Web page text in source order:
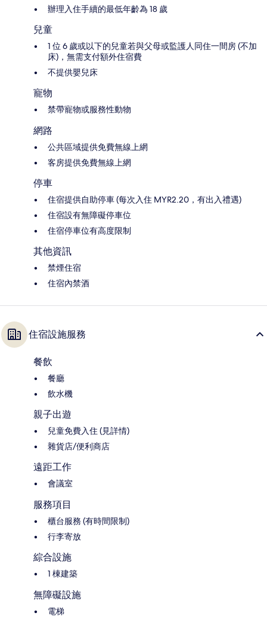
辦理入住手續的最低年齡為 18 歲
兒童
1 位 6 歲或以下的兒童若與父母或監護人同住一間房 (不加
床)，無需支付額外住宿費
不提供嬰兒床
寵物
禁帶寵物或服務性動物
網路
公共區域提供免費無線上網
客房提供免費無線上網
停車
住宿提供自助停車 (每次入住 MYR2.20，有出入禮遇)
住宿設有無障礙停車位
住宿停車位有高度限制
其他資訊
禁煙住宿
住宿內禁酒
住宿設施服務
餐飲
餐廳
飲水機
親子出遊
兒童免費入住 (見詳情)
雜貨店/便利商店
遠距工作
會議室
服務項目
櫃台服務 (有時間限制)
行李寄放
綜合設施
1 棟建築
無障礙設施
電梯